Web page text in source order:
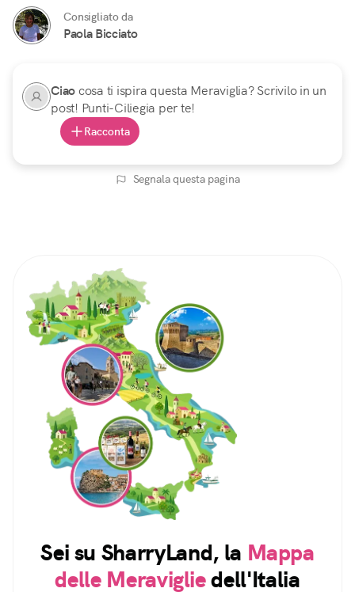
Consigliato da
Paola Bicciato
Ciaocosa ti ispira questa Meraviglia? Scrivilo in un
post! Punti-Ciliegia per te!
Racconta
Segnala questa pagina
Sei su SharryLand, la Mappa
delle Meravigliedell'Italia